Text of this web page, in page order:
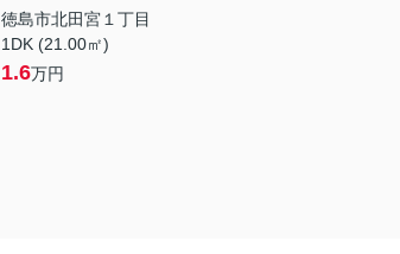
徳島市北田宮１丁目
1DK (21.00㎡)
1.6万円